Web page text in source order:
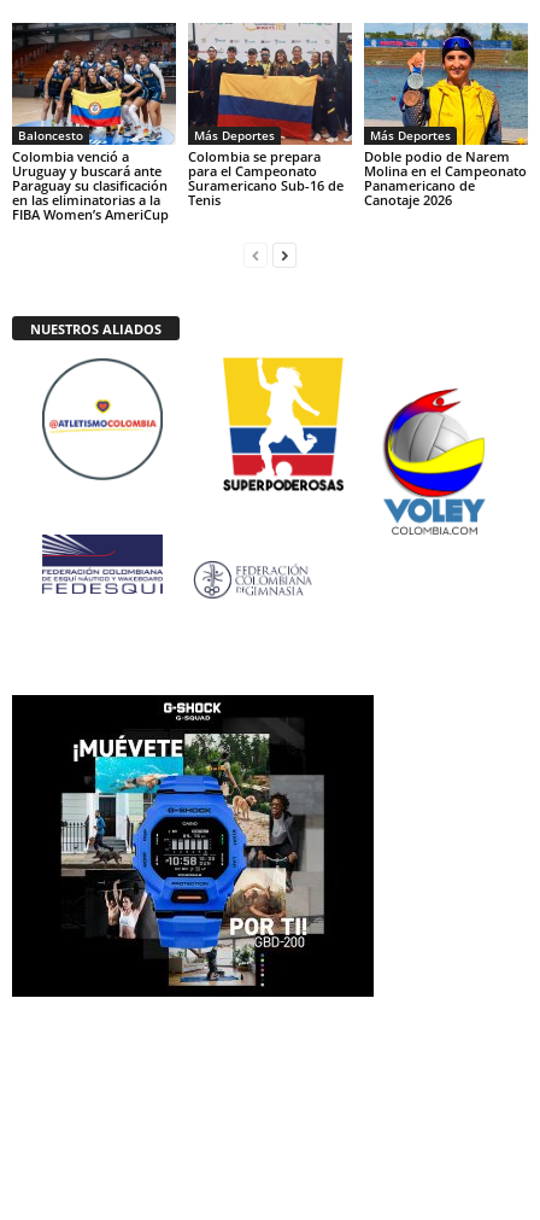
Baloncesto
Colombia venció a
Uruguay y buscará ante
Paraguay su clasificación
en las eliminatorias a la
FIBA Women’s AmeriCup
Más Deportes
Colombia se prepara
para el Campeonato
Suramericano Sub-16 de
Tenis
Más Deportes
Doble podio de Narem
Molina en el Campeonato
Panamericano de
Canotaje 2026
NUESTROS ALIADOS